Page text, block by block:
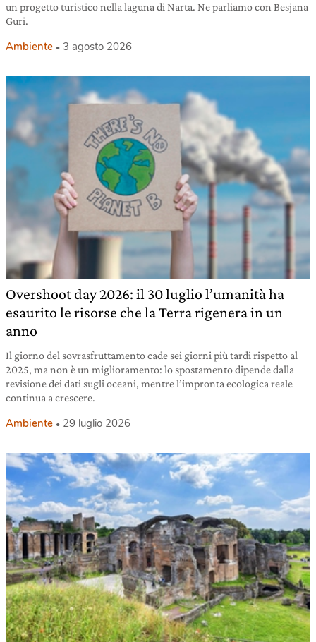
un progetto turistico nella laguna di Narta. Ne parliamo con Besjana
Guri.
Ambiente 3 agosto 2026
Overshoot day 2026: il 30 luglio l’umanità ha
esaurito le risorse che la Terra rigenera in un
anno
Il giorno del sovrasfruttamento cade sei giorni più tardi rispetto al
2025, ma non è un miglioramento: lo spostamento dipende dalla
revisione dei dati sugli oceani, mentre l’impronta ecologica reale
continua a crescere.
Ambiente 29 luglio 2026